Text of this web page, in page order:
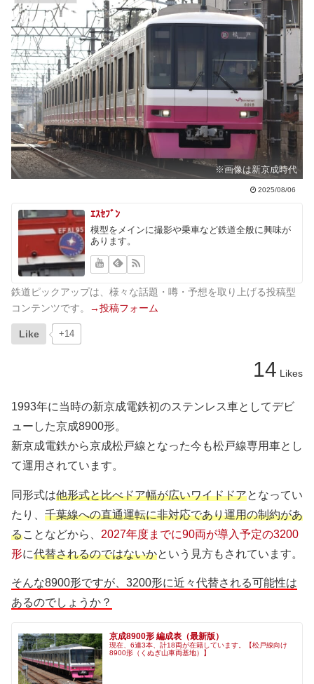
※画像は新京成時代
2025/08/06
ｴｽｾﾌﾞﾝ
模型をメインに撮影や乗車など鉄道全般に興味が
あります。
鉄道ピックアップは、様々な話題・噂・予想を取り上げる投稿型
コンテンツです。
→投稿フォーム
Like +14
14 Likes
1993年に当時の新京成電鉄初のステンレス車としてデビ
ューした京成8900形。
新京成電鉄から京成松戸線となった今も松戸線専用車とし
て運用されています。
同形式は他形式と比べドア幅が広いワイドドアとなってい
たり、 千葉線への直通運転に非対応であり運用の制約があ
ることなどから、 2027年度までに90両が導入予定の3200
形に代替されるのではないかという見方もされています。
そんな8900形ですが、3200形に近々代替される可能性は
あるのでしょうか？
京成8900形 編成表（最新版）
現在、6連3本、計18両が在籍しています。【松戸線向け
8900形（くぬぎ山車両基地）】